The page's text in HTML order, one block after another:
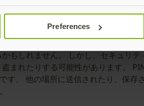
Preferences
もしれません。 しかし、セキュリ
まれたりする可能性があります。
す。 他の場所に送信されたり、保